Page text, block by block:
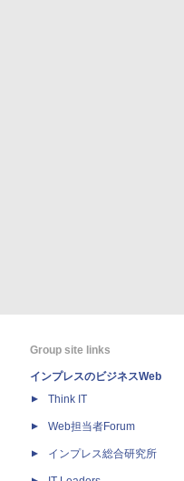
Group site links
インプレスのビジネスWeb
Think IT
Web担当者Forum
インプレス総合研究所